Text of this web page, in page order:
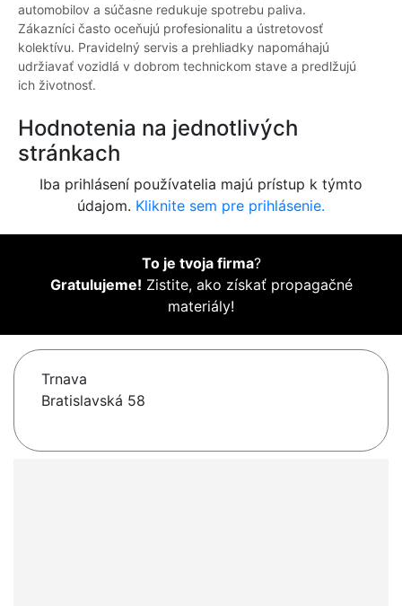
automobilov a súčasne redukuje spotrebu paliva.
Zákazníci často oceňujú profesionalitu a ústretovosť
kolektívu. Pravidelný servis a prehliadky napomáhajú
udržiavať vozidlá v dobrom technickom stave a predlžujú
ich životnosť.
Hodnotenia na jednotlivých
stránkach
Iba prihlásení používatelia majú prístup k týmto
údajom. Kliknite sem pre prihlásenie.
To je tvoja firma?
Gratulujeme! Zistite, ako získať propagačné
materiály!
Trnava
Bratislavská 58